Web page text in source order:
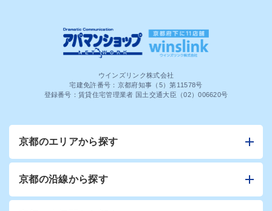
ウインズリンク株式会社
宅建免許番号：京都府知事（5）第11578号
登録番号：賃貸住宅管理業者 国土交通大臣（02）006620号
京都のエリアから探す
京都の沿線から探す